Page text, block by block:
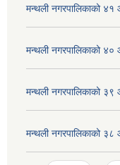
मन्थली नगरपालिकाको ४१
मन्थली नगरपालिकाको ४०
मन्थली नगरपालिकाको ३९
मन्थली नगरपालिकाको ३८